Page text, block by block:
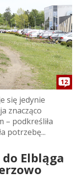
12
się jedynie
znacząco
– podkreśliła
potrzebę...
Elbląga